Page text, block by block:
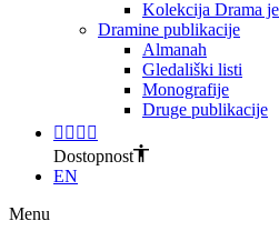
Kolekcija Drama
Dramine publikacije
Almanah
Gledališki listi
Monografije
Druge publikacije
Dostopnost
EN
Menu